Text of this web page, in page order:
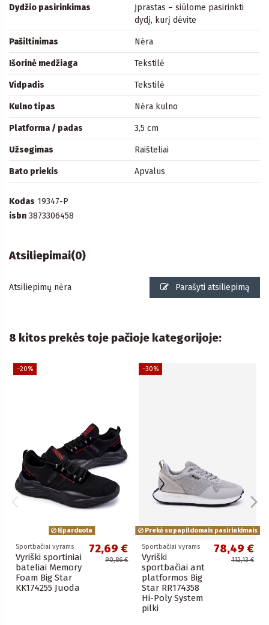
Dydžio pasirinkimas
Įprastas – siūlome pasirinkti
dydį, kurį dėvite
Pašiltinimas Nėra
Išorinė medžiaga Tekstilė
Vidpadis Tekstilė
Kulno tipas Nėra kulno
Platforma / padas 3,5 cm
Užsegimas Raišteliai
Bato priekis Apvalus
Kodas 19347-P
isbn 3873306458
Atsiliepimai(0)
Atsiliepimų nėra Parašyti atsiliepimą
8 kitos prekės toje pačioje kategorijoje:
−20%
Išparduota
Sportbačiai vyrams
Vyriški sportiniai
bateliai Memory
Foam Big Star
KK174255 Juoda
72,69 €
90,86 €
−30%
Prekė su papildomais pasirinkimais
Sportbačiai vyrams
Vyriški
sportbačiai ant
platformos Big
Star RR174358
Hi-Poly System
pilki
78,49 €
112,13 €